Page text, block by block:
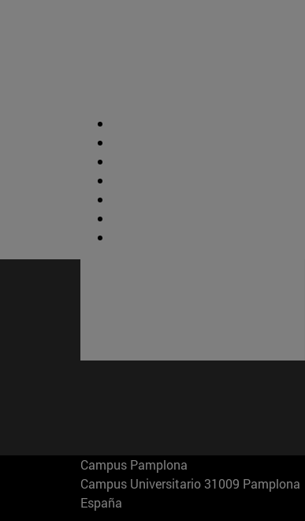
Campus Pamplona
Campus Universitario 31009 Pamplona
España